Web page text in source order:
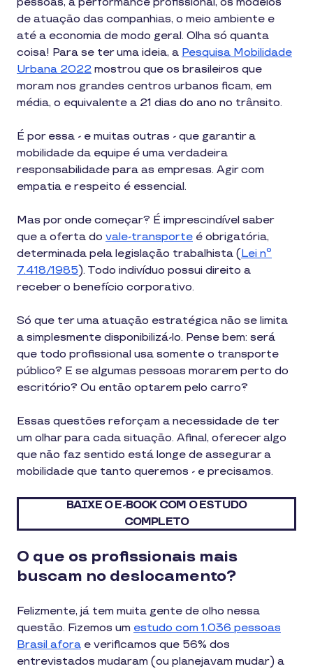
de atuação das companhias, o meio ambiente e
até a economia de modo geral. Olha só quanta
coisa! Para se ter uma ideia, a Pesquisa Mobilidade
Urbana 2022 mostrou que os brasileiros que
moram nos grandes centros urbanos ficam, em
média, o equivalente a 21 dias do ano no trânsito.
É por essa - e muitas outras - que garantir a
mobilidade da equipe é uma verdadeira
responsabilidade para as empresas. Agir com
empatia e respeito é essencial.
Mas por onde começar? É imprescindível saber
que a oferta do vale-transporte é obrigatória,
determinada pela legislação trabalhista (Lei nº
7.418/1985). Todo indivíduo possui direito a
receber o benefício corporativo.
Só que ter uma atuação estratégica não se limita
a simplesmente disponibilizá-lo. Pense bem: será
que todo profissional usa somente o transporte
público? E se algumas pessoas morarem perto do
escritório? Ou então optarem pelo carro?
Essas questões reforçam a necessidade de ter
um olhar para cada situação. Afinal, oferecer algo
que não faz sentido está longe de assegurar a
mobilidade que tanto queremos - e precisamos.
BAIXE O E-BOOK COM O ESTUDO
COMPLETO
O que os profissionais mais
buscam no deslocamento?
Felizmente, já tem muita gente de olho nessa
questão. Fizemos um estudo com 1.036 pessoas
Brasil afora e verificamos que 56% dos
entrevistados mudaram (ou planejavam mudar) a